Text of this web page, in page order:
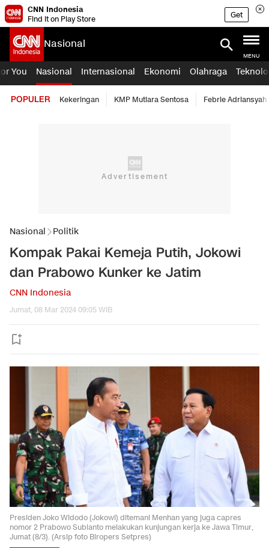
CNN Indonesia
Find it on Play Store
Get
Nasional
MENU
You Nasional Internasional Ekonomi Olahraga
POPULER Kekeringan KMP Mutiara Sentosa Febrie Adriansyah
Nasional Politik
Kompak Pakai Kemeja Putih, Jokowi
dan Prabowo Kunker ke Jatim
CNN Indonesia
Jumat, 08 Mar 2024 09:05 WIB
Presiden Joko Widodo (Jokowi) ditemani Menhan yang juga capres
nomor 2 Prabowo Subianto melakukan kunjungan kerja ke Jawa Timur,
Jumat (8/3). (Arsip foto Biropers Setpres)